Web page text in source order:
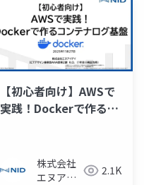
【初心者向け】AWSで
実践！Dockerで作るコ
株式会社
エヌアイ
2.1K